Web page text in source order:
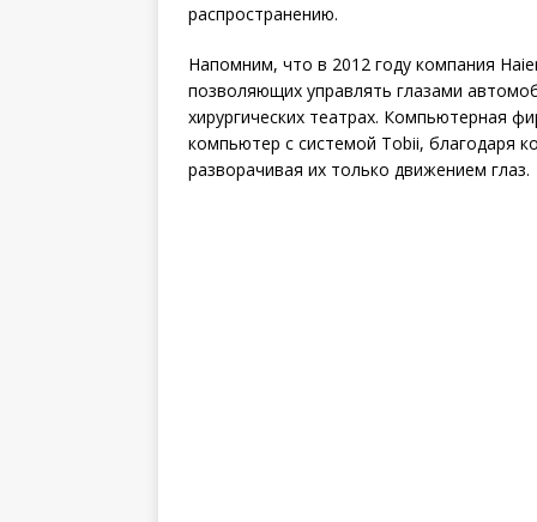
распространению.
Напомним, что в 2012 году компания
позволяющих управлять глазами
хирургических театрах. Компьютерная
компьютер с системой Tobii, благодаря
разворачивая их только движением глаз.